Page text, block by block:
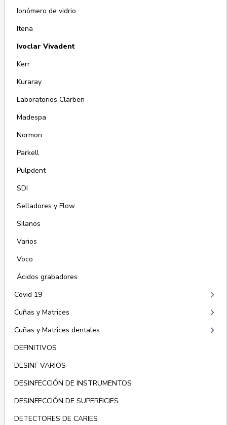
Ionómero de vidrio
Itena
Ivoclar Vivadent
Kerr
Kuraray
Laboratorios Clarben
Madespa
Normon
Parkell
Pulpdent
SDI
Selladores y Flow
Silanos
Varios
Voco
Ácidos grabadores
Covid 19
keyboard_arrow_right
Cuñas y Matrices keyboard_arrow_right
Cuñas y Matrices dentales keyboard_arrow_right
DEFINITIVOS
DESINF VARIOS
DESINFECCIÓN DE INSTRUMENTOS
DESINFECCIÓN DE SUPERFICIES
DETECTORES DE CARIES